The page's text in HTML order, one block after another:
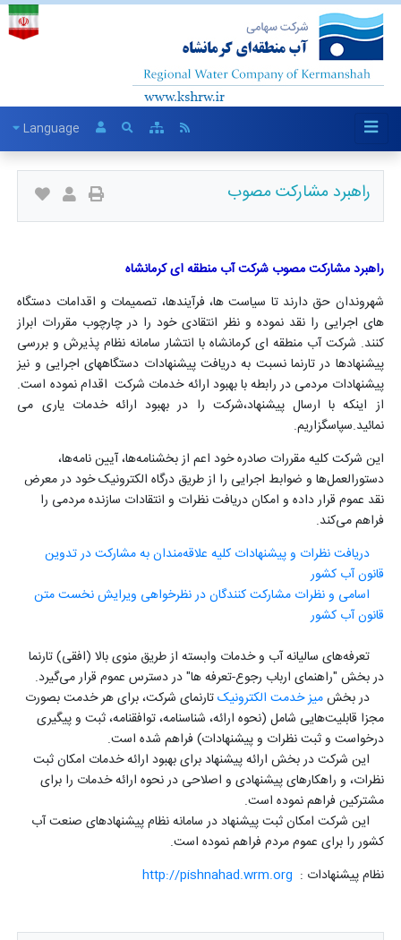
Language
راهبرد مشارکت مصوب
راهبرد مشارکت مصوب شرکت آب منطقه ای کرمانشاه
شهروندان حق دارند تا سیاست ها، فرآیندها، تصمیمات و اقدامات دستگاه
های اجرایی را نقد نموده و نظر انتقادی خود را در چارچوب مقررات ابراز
کنند. شرکت آب منطقه ای کرمانشاه با انتشار سامانه نظام پذیرش و بررسی
پیشنهادها در تارنما نسبت به دریافت پیشنهادات دستگاههای اجرایی و نیز
پیشنهادات مردمی در رابطه با بهبود ارائه خدمات شرکت اقدام نموده است.
از اینکه با ارسال پیشنهاد،شرکت را در بهبود ارائه خدمات یاری می
نمائید.سپاسگزاریم.
این شرکت کلیه مقررات صادره خود اعم از بخشنامه‌‏ها، آیین نامه‌‏ها،
دستورالعمل‏‌ها و ضوابط اجرایی را از طریق درگاه الکترونیک خود در معرض
نقد عموم قرار داده و امکان دریافت نظرات و انتقادات سازنده مردمی را
فراهم می‌کند.
دریافت نظرات و پیشنهادات کلیه علاقه‌مندان به مشارکت در تدوین
قانون آب کشور
اسامی و نظرات مشارکت کنندگان در نظرخواهی ویرایش نخست متن
قانون آب کشور
تعرفه‌های سالیانه آب و خدمات وابسته از طریق منوی بالا (افقی) تارنما
در بخش "راهنمای ارباب رجوع-تعرفه ها" در دسترس عموم قرار می‌گیرد.
در بخشمیز خدمت الکترونیکتارنمای شرکت، برای هر خدمت بصورت
مجزا قابلیت‌هایی شامل (نحوه ارائه، شناسنامه، توافقنامه، ثبت و پیگیری
درخواست و ثبت نظرات و پیشنهادات) فراهم شده است.
این شرکت در بخش ارائه پیشنهاد برای بهبود ارائه خدمات امکان ثبت
نظرات، و راهکارهای پیشنهادی و اصلاحی در نحوه ارائه خدمات را برای
مشترکین فراهم نموده است.
این شرکت امکان ثبت پیشنهاد در سامانه نظام پیشنهادهای صنعت آب
کشور را برای عموم مردم فراهم نموده است.
نظام پیشنهادات :